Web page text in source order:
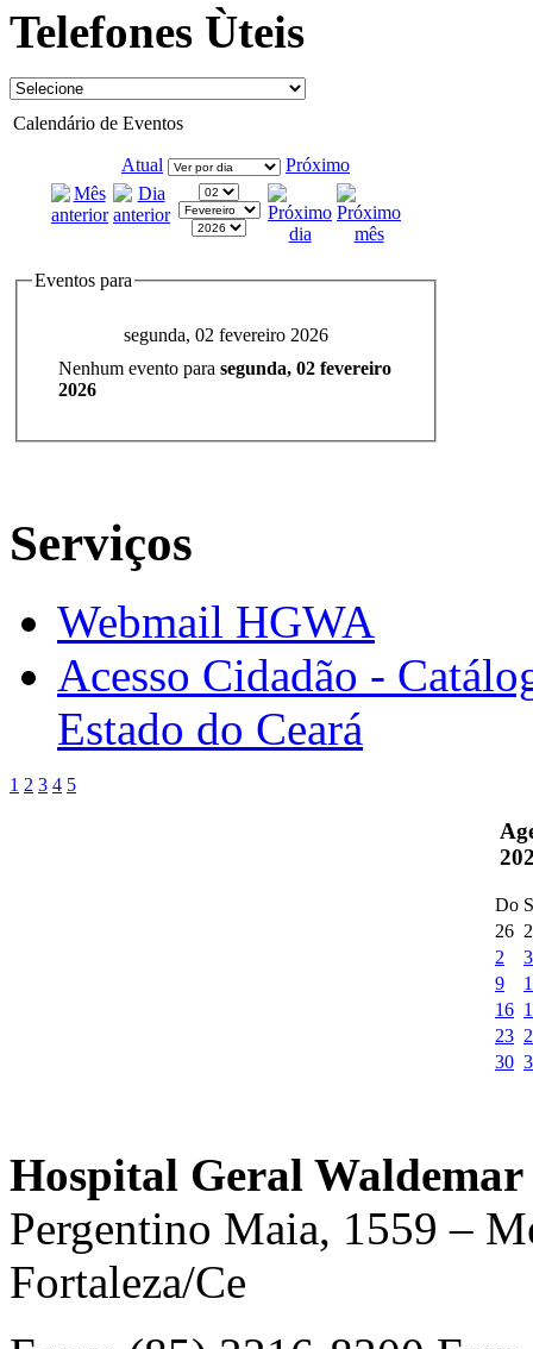
Telefones Ùteis
Calendário de Eventos
Atual Próximo
Eventos para
segunda, 02 fevereiro 2026
Nenhum evento para segunda, 02 fevereiro
2026
Serviços
Webmail HGWA
Acesso Cidadão -
Estado do Ceará
1 2 3 4 5
Do
26
2
3
9
16
23
30
Hospital Geral
Pergentino Maia, 1559 –
Fortaleza/Ce